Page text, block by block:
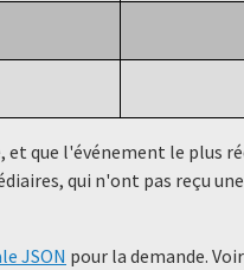
que l'événement le plus
qui n'ont pas reçu
JSON pour la demande.